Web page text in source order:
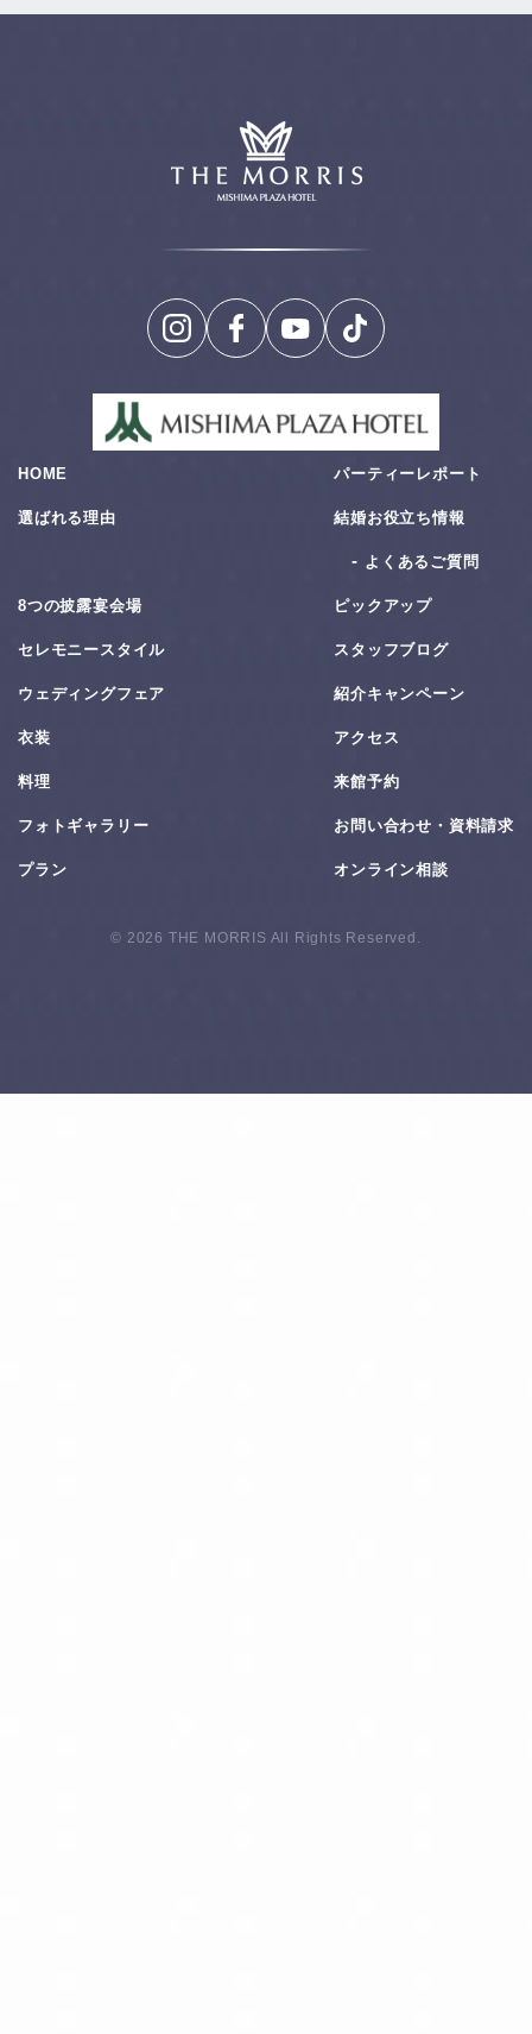
HOME
選ばれる理由
8つの披露宴会場
セレモニースタイル
ウェディングフェア
衣装
料理
フォトギャラリー
プラン
パーティーレポート
結婚お役⽴ち情報
よくあるご質問
ピックアップ
スタッフブログ
紹介キャンペーン
アクセス
来館予約
お問い合わせ・資料請求
オンライン相談
© 2026 THE MORRIS All Rights Reserved.